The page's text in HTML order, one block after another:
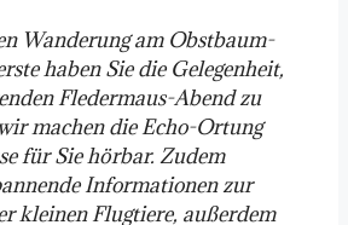
Wanderung am Obstbaum-
haben Sie die Gelegenheit,
Fledermaus-Abend zu
machen die Echo-Ortung
für Sie hörbar. Zudem
Informationen zur
kleinen Flugtiere, außerdem